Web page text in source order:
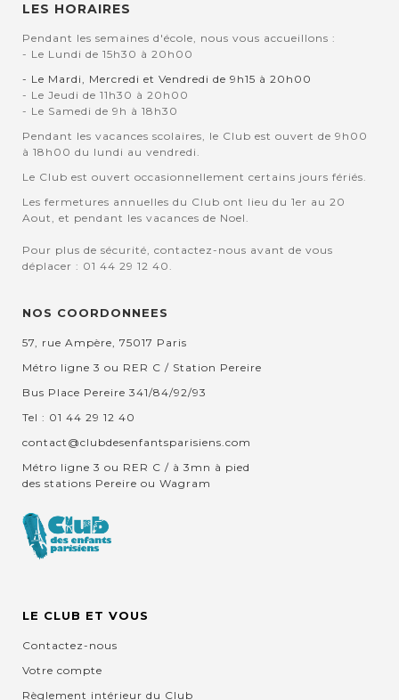
LES HORAIRES
Pendant les semaines d'école, nous vous accueillons :
- Le Lundi de 15h30 à 20h00
- Le Mardi, Mercredi et Vendredi de 9h15 à 20h00
- Le Jeudi de 11h30 à 20h00
- Le Samedi de 9h à 18h30
Pendant les vacances scolaires, le Club est ouvert de 9h00
à 18h00 du lundi au vendredi.
Le Club est ouvert occasionnellement certains jours fériés.
Les fermetures annuelles du Club ont lieu du 1er au 20
Aout, et pendant les vacances de Noel.
Pour plus de sécurité, contactez-nous avant de vous
déplacer : 01 44 29 12 40.
NOS COORDONNEES
57, rue Ampère, 75017 Paris
Métro ligne 3 ou RER C / Station Pereire
Bus Place Pereire 341/84/92/93
Tel : 01 44 29 12 40
contact@clubdesenfantsparisiens.com
Métro ligne 3 ou RER C / à 3mn à pied
des stations Pereire ou Wagram
LE CLUB ET VOUS
Contactez-nous
Votre compte
Règlement intérieur du Club